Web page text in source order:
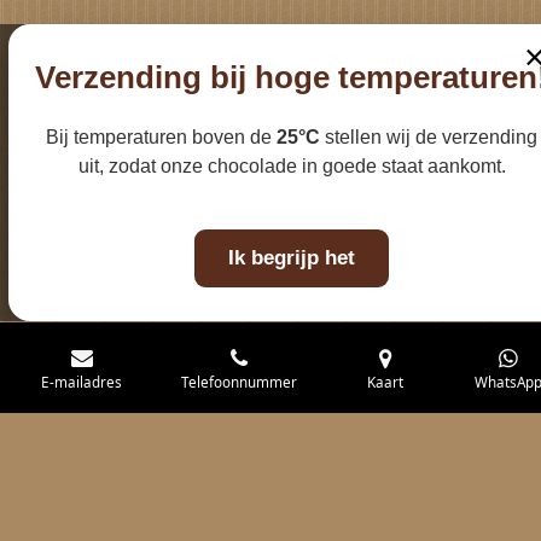
E-mailadres Telefoonnummer Kaart WhatsApp
Verzending bij hoge
Bij temperaturen boven de 25°C stellen wij de verzending
uit, zodat onze chocolade in goede staat aankomt.
Ik begrijp het